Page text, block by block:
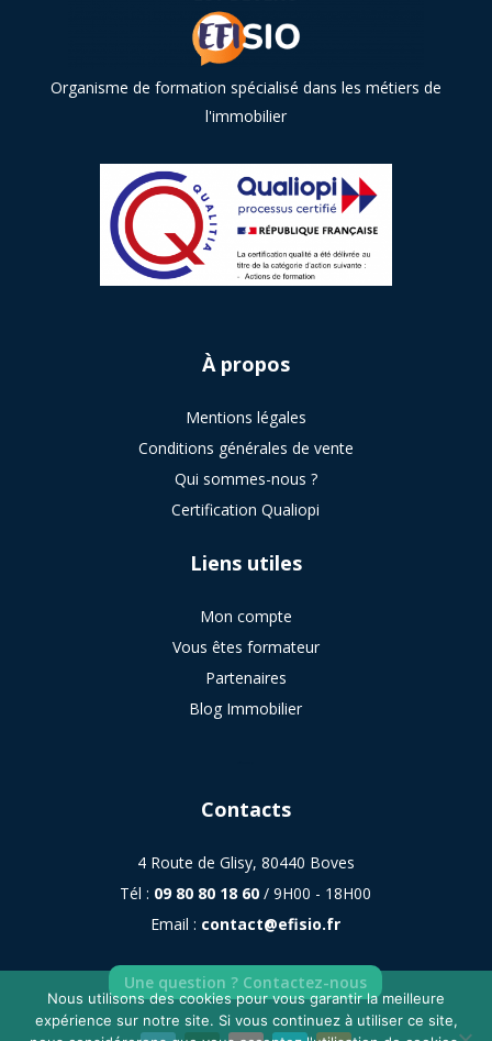
Organisme de formation spécialisé dans les métiers de
l'immobilier
Àpropos
Mentions légales
Conditions générales de vente
Qui sommes-nous ?
Certification Qualiopi
Liens utiles
Mon compte
Vous êtes formateur
Partenaires
Blog Immobilier
Contacts
4 Route de Glisy, 80440 Boves
Tél : 09 80 80 18 60 / 9H00 - 18H00
Email : contact@efisio.fr
Une question ? Contactez-nous
Nous utilisons des cookies pour vous garantir la meilleure
expérience sur notre site. Si vous continuez à utiliser ce site,